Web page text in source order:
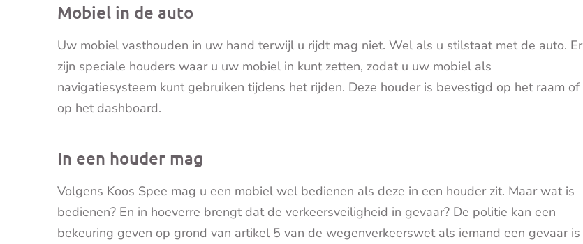
Mobiel in de auto
Uw mobiel vasthouden in uw hand terwijl u rijdt mag niet. Wel als u stilstaat met de auto. Er
zijn speciale houders waar u uw mobiel in kunt zetten, zodat u uw mobiel als
navigatiesysteem kunt gebruiken tijdens het rijden. Deze houder is bevestigd op het raam of
op het dashboard.
In een houder mag
Volgens Koos Spee mag u een mobiel wel bedienen als deze in een houder zit. Maar wat is
bedienen? En in hoeverre brengt dat de verkeersveiligheid in gevaar? De politie kan een
bekeuring geven op grond van artikel 5 van de wegenverkeerswet als iemand een gevaar is